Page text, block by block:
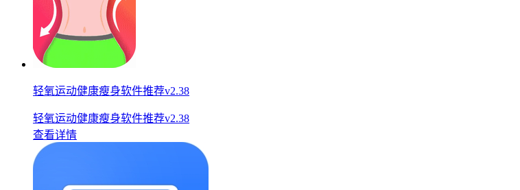
轻氧运动健康瘦身软件推荐v2.38
轻氧运动健康瘦身软件推荐v2.38
查看详情